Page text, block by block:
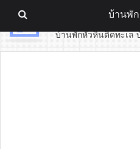
บ้า
บ้านพักหัวหินติดทะเล
บ้านพั